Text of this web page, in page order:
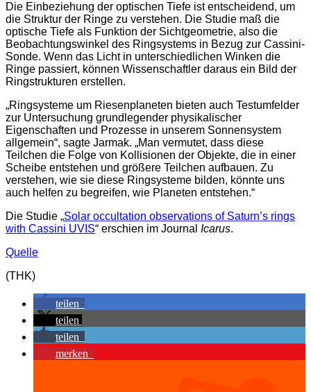
Die Einbeziehung der optischen Tiefe ist entscheidend, um
die Struktur der Ringe zu verstehen. Die Studie maß die
optische Tiefe als Funktion der Sichtgeometrie, also die
Beobachtungswinkel des Ringsystems in Bezug zur Cassini-
Sonde. Wenn das Licht in unterschiedlichen Winken die
Ringe passiert, können Wissenschaftler daraus ein Bild der
Ringstrukturen erstellen.
„Ringsysteme um Riesenplaneten bieten auch Testumfelder
zur Untersuchung grundlegender physikalischer
Eigenschaften und Prozesse in unserem Sonnensystem
allgemein“, sagte Jarmak. „Man vermutet, dass diese
Teilchen die Folge von Kollisionen der Objekte, die in einer
Scheibe entstehen und größere Teilchen aufbauen. Zu
verstehen, wie sie diese Ringsysteme bilden, könnte uns
auch helfen zu begreifen, wie Planeten entstehen.“
Die Studie „Solar occultation observations of Saturn’s rings
with Cassini UVIS“ erschien im Journal Icarus.
Quelle
(THK)
teilen
teilen
teilen
merken